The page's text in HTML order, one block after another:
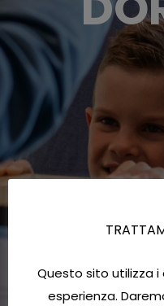
Questo sito utilizza
esperienza.